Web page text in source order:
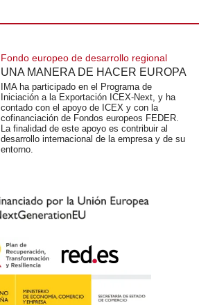
Fondo europeo de desarrollo regional
UNA MANERA DE HACER EUROPA
IMA ha participado en el Programa de
Iniciación a la Exportación ICEX-Next, y ha
contado con el apoyo de ICEX y con la
cofinanciación de Fondos europeos FEDER.
La finalidad de este apoyo es contribuir al
desarrollo internacional de la empresa y de su
entorno.